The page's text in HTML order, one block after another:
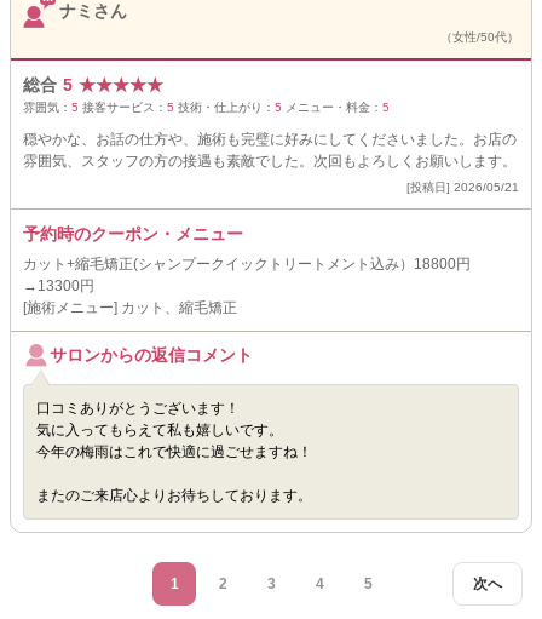
ナミさん
（女性/50代）
総合 5 ★★★★★
雰囲気： 5 接客サービス： 5 技術・仕上がり： 5 メニュー・料金： 5
穏やかな、お話の仕方や、施術も完璧に好みにしてくださいました。お店の
雰囲気、スタッフの方の接遇も素敵でした。次回もよろしくお願いします。
[投稿日] 2026/05/21
予約時のクーポン・メニュー
カット+縮毛矯正(シャンプークイックトリートメント込み）18800円
→13300円
[施術メニュー] カット、縮毛矯正
サロンからの返信コメント
口コミありがとうございます！
気に入ってもらえて私も嬉しいです。
今年の梅雨はこれで快適に過ごせますね！
またのご来店心よりお待ちしております。
次へ
1 2 3 4 5